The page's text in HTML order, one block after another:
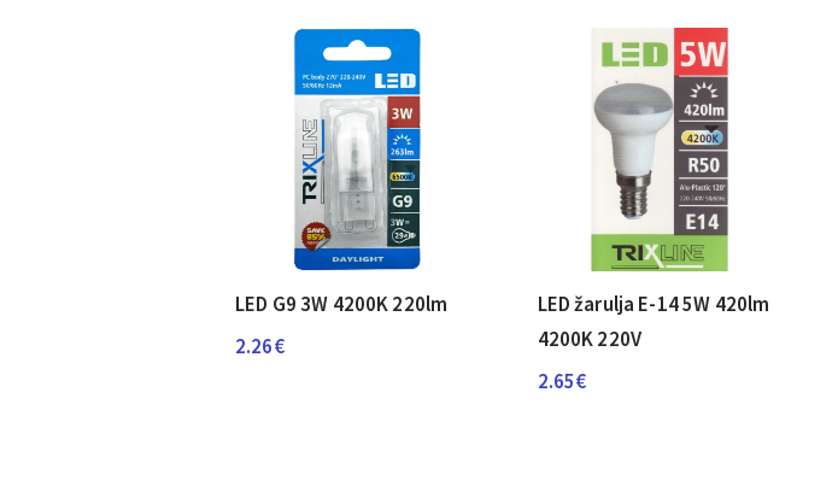
LED G9 3W 4200K 220lm
2.26€
LED žarulja E-14 5W 420lm
4200K 220V
2.65€